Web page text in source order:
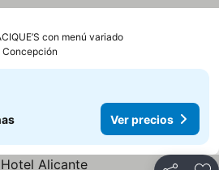
con menú variadoVer precios
Concepción
Ver precios